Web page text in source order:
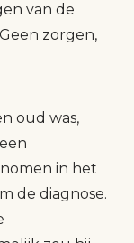
van de
zorgen,
oud was,
in het
de diagnose.